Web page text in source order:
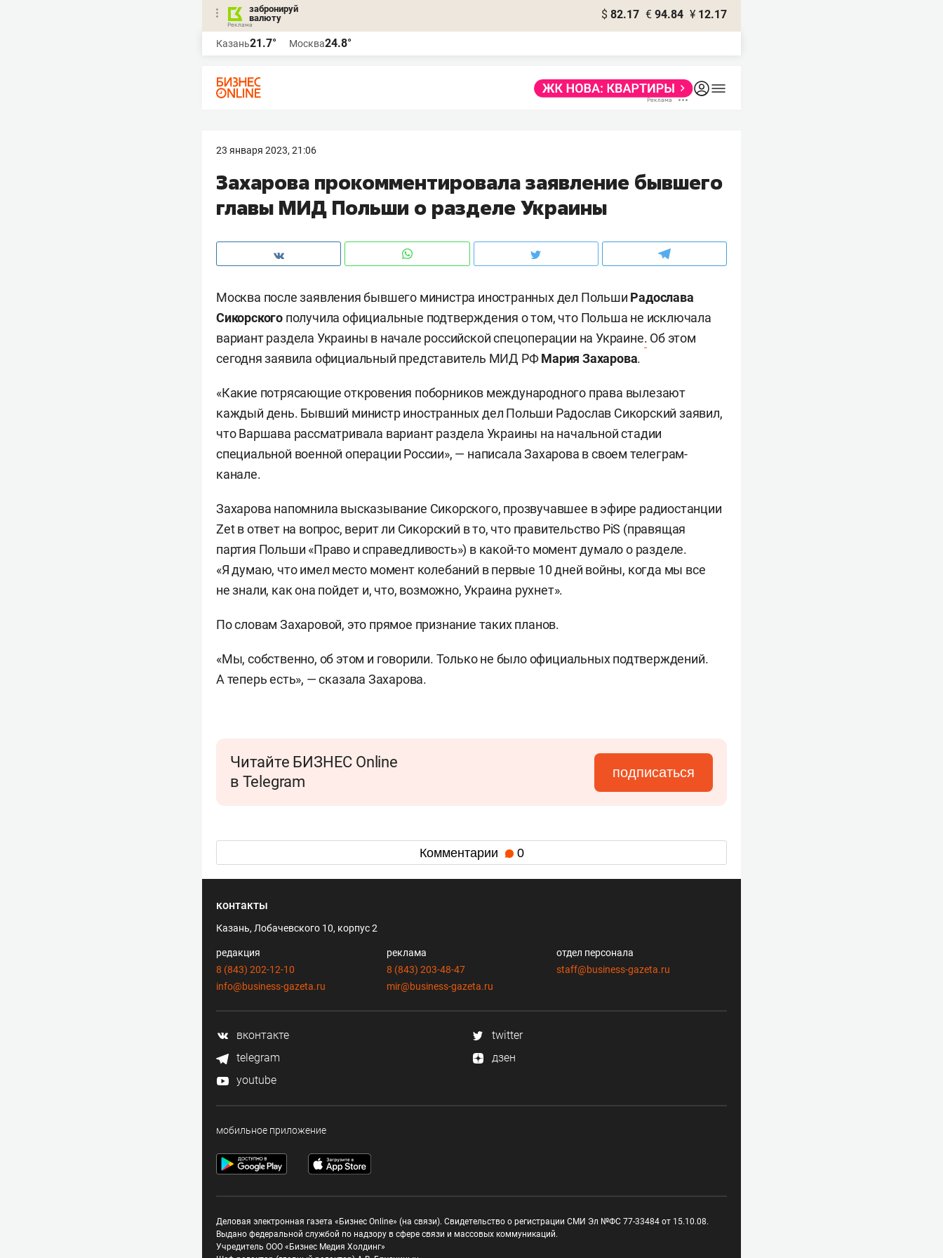
забронируй
валюту
$ 82.17 € 94.84 ¥ 12.17
Казань21.7° Москва24.8°
23 января 2023, 21:06
Захарова прокомментировала заявление бывшего
главы МИД Польши о разделе Украины
Москва после заявления бывшего министра иностранных дел Польши Радослава
Сикорского получила официальные подтверждения о том, что Польша не исключала
вариант раздела Украины в начале российской спецоперации на Украине. Об этом
сегодня заявила официальный представитель МИД РФМария Захарова.
«Какие потрясающие откровения поборников международного права вылезают
каждый день. Бывший министр иностранных дел Польши Радослав Сикорский заявил,
что Варшава рассматривала вариант раздела Украины на начальной стадии
специальной военной операции России», — написала Захарова в своем телеграм-
канале.
Захарова напомнила высказывание Сикорского, прозвучавшее в эфире радиостанции
Zet в ответ на вопрос, верит ли Сикорский в то, что правительство PiS (правящая
партия Польши «Право и справедливость») в какой-то момент думало о разделе.
«Я думаю, что имел место момент колебаний в первые 10 дней войны, когда мы все
не знали, как она пойдет и, что, возможно, Украина рухнет».
По словам Захаровой, это прямое признание таких планов.
«Мы, собственно, об этом и говорили. Только не было официальных подтверждений.
А теперь есть», — сказала Захарова.
Читайте БИЗНЕС Online
в Telegram
подписаться
Комментарии 0
контакты
Казань, Лобачевского 10, корпус 2
редакция
8 (843) 202-12-10
info@business-gazeta.ru
реклама
8 (843) 203-48-47
mir@business-gazeta.ru
отдел персонала
staff@business-gazeta.ru
вконтакте
twitter
telegram
дзен
youtube
мобильное приложение
Деловая электронная газета «Бизнес Online» (на связи). Свидетельство о регистрации СМИ Эл №ФС 77-33484 от 15.10.08.
Выдано федеральной службой по надзору в сфере связи и массовых коммуникаций.
Учредитель ООО «Бизнес Медия Холдинг»